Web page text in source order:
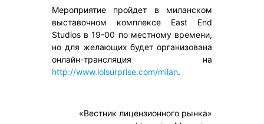
Мероприятие пройдет в миланском
выставочном комплексе East End
Studios в 19-00 по местному времени,
но для желающих будет организована
онлайн-трансляция на
http://www.lolsurprise.com/milan.
«Вестник лицензионного рынка»